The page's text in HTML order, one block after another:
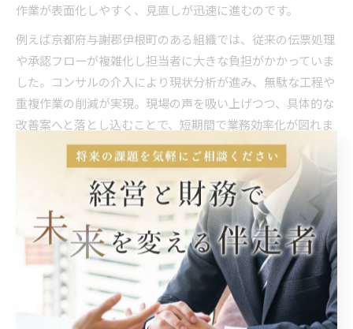
作業が表面化しやすく、見直しが迅速に進むのです。
例えば京都府与謝郡伊根町のある組織では、従来の伝票処理
や承認フローが複雑化し担当者に大きな負担がかかっていま
した。コンサルの介入により現状分析が進み、無駄な工程や
重複作業の削減が実現。現場の声を吸い上げつつ、具体的な
改善案へと落とし込むことで、短期間で業務効率化が図れま
業務効率化コンサルが創出する時間的余裕
プロセス効率化コンサルの導入によって、業務フローの無駄
を削減し、従業員一人ひとりの作業時間に余裕が生まれま
す。これにより、従来は対応が難しかった新規案件や企画業
務へも柔軟に取り組める体制が整います。特に人材不足が課
題となる与謝郡伊根町の現場では、限られたリソースをいか